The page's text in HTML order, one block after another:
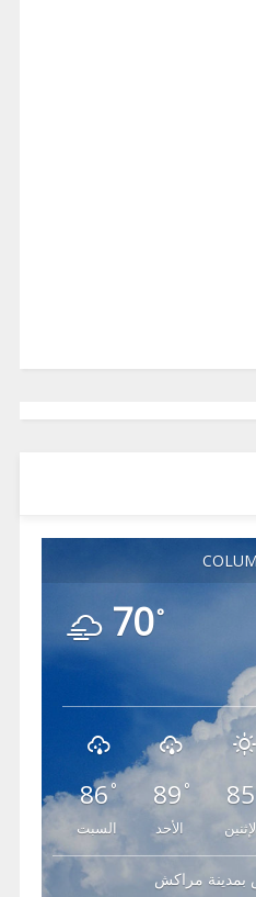
70°
86°
السبت
89 °
الأحد
85
مراكش